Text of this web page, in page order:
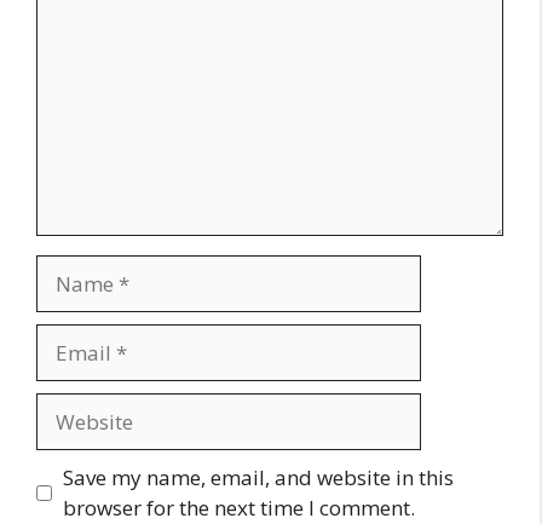
Save my name, email, and website in this
browser for the next time I comment.